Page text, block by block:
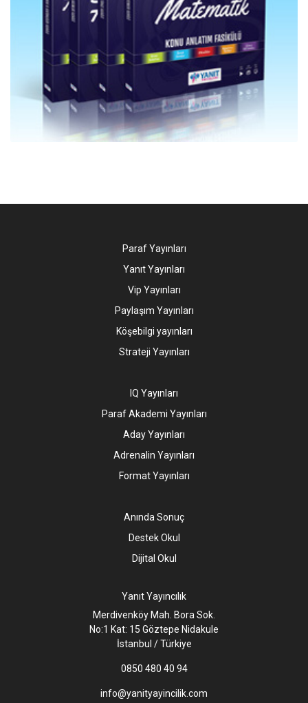
Paraf Yayınları
Yanıt Yayınları
Vip Yayınları
Paylaşım Yayınları
Köşebilgi yayınları
Strateji Yayınları
IQ Yayınları
Paraf Akademi Yayınları
Aday Yayınları
Adrenalin Yayınları
Format Yayınları
Anında Sonuç
Destek Okul
Dijital Okul
Yanıt Yayıncılık
Merdivenköy Mah. Bora Sok.
No:1 Kat: 15 Göztepe Nidakule
İstanbul / Türkiye
0850 480 40 94
info@yanityayincilik.com